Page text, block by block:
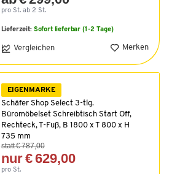
pro St. ab 2 St.
Lieferzeit: Sofort lieferbar (1-2 Tage)
Vergleichen Merken
EIGENMARKE
Schäfer Shop Select 3-tlg.
Büromöbelset Schreibtisch Start Off,
Rechteck, T-Fuß, B 1800 x T 800 x H
735 mm
statt € 787,00
nur € 629,00
pro St.